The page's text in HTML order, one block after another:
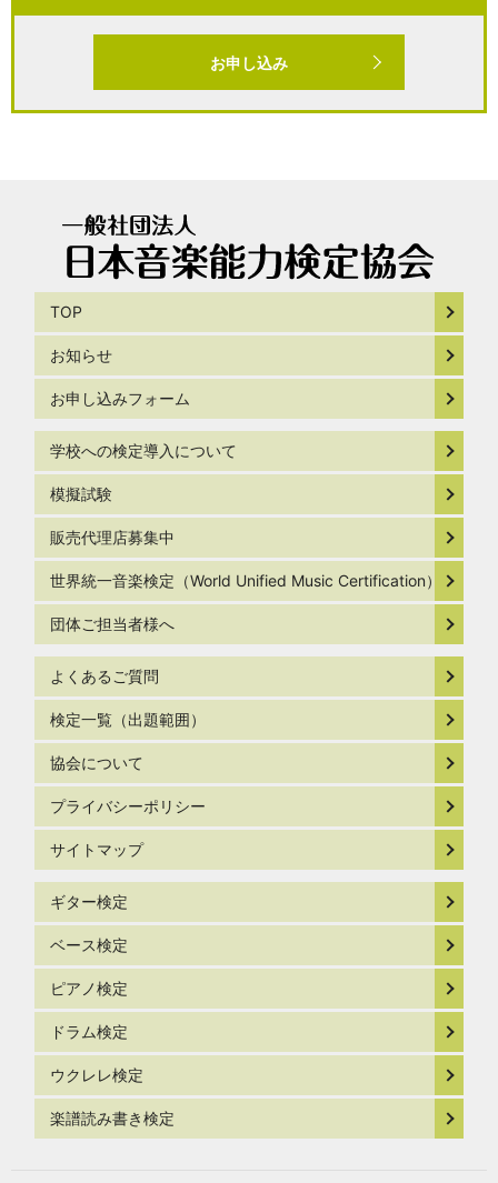
お申し込み
TOP
お知らせ
お申し込みフォーム
学校への検定導入について
模擬試験
販売代理店募集中
世界統一音楽検定（World Unified Music Certification）
団体ご担当者様へ
よくあるご質問
検定一覧（出題範囲）
協会について
プライバシーポリシー
サイトマップ
ギター検定
ベース検定
ピアノ検定
ドラム検定
ウクレレ検定
楽譜読み書き検定